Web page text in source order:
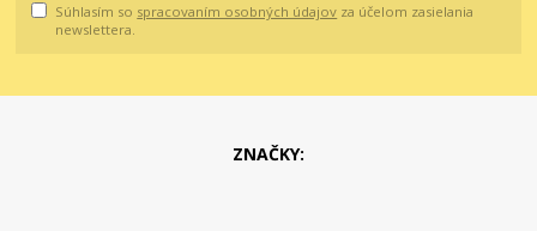
Súhlasím so spracovaním osobných údajov za účelom zasielania
newslettera.
ZNAČKY: